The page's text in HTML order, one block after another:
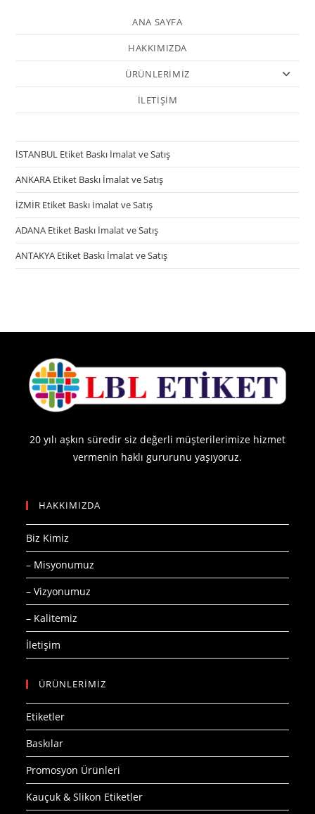
ANA SAYFA
HAKKIMIZDA
ÜRÜNLERİMİZ
İLETİŞİM
İSTANBUL Etiket Baskı İmalat ve Satış
ANKARA Etiket Baskı İmalat ve Satış
İZMİR Etiket Baskı İmalat ve Satış
ADANA Etiket Baskı İmalat ve Satış
ANTAKYA Etiket Baskı İmalat ve Satış
20 yılı aşkın süredir siz değerli müşterilerimize hizmet
vermenin haklı gururunu yaşıyoruz.
HAKKIMIZDA
Biz Kimiz
– Misyonumuz
– Vizyonumuz
– Kalitemiz
İletişim
ÜRÜNLERİMİZ
Etiketler
Baskılar
Promosyon Ürünleri
Kauçuk & Slikon Etiketler